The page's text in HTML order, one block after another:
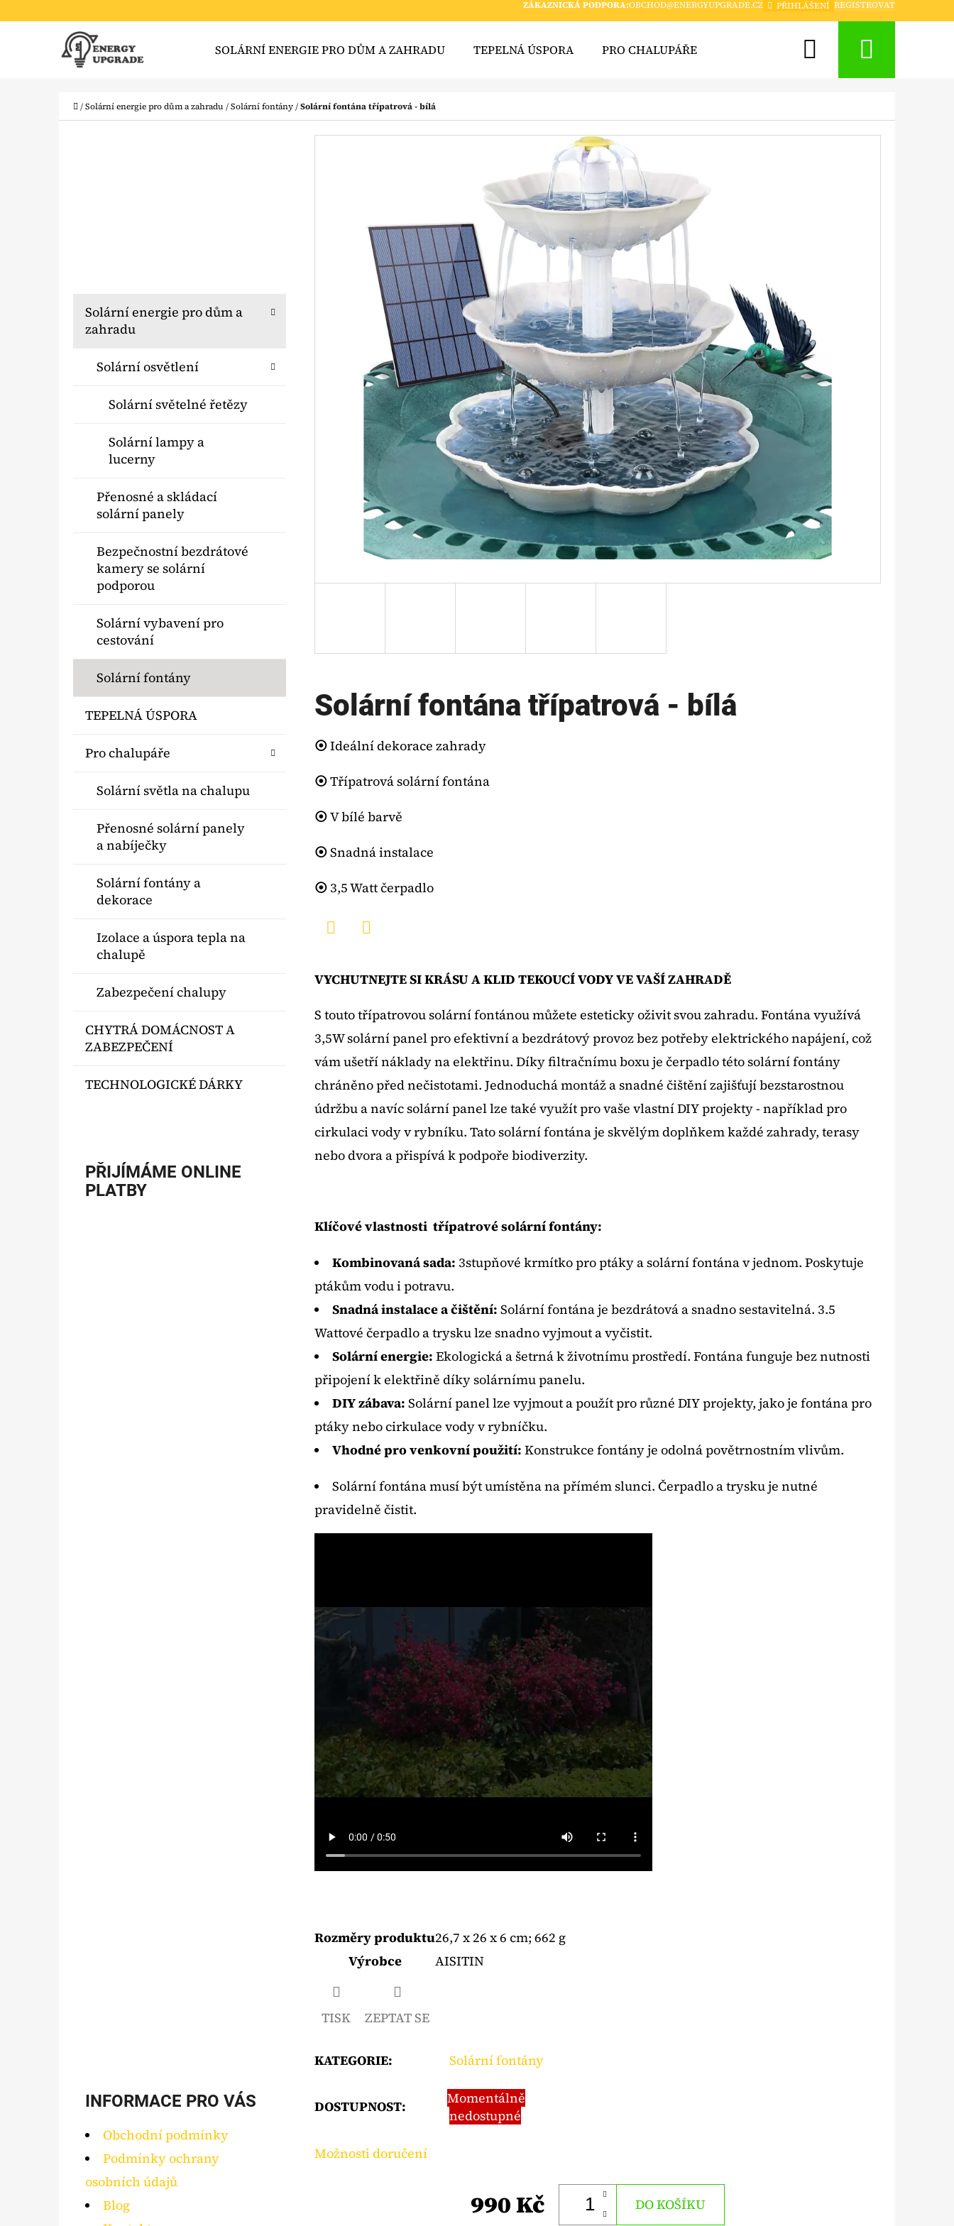
ZÁKAZNICKÁ PODPORA:OBCHOD@ENERGYUPGRADE.CZ PŘIHLÁŠENÍ REGISTROVAT
SOLÁRNÍ ENERGIE PRO DŮM A ZAHRADU TEPELNÁ ÚSPORA PRO CHALUPÁŘE Hledat
Domů
/Solární energie pro dům a zahradu /Solární fontány/Solární fontána třípatrová - bílá
Přeskočit
kategorie
Solární energie pro dům a
zahradu
Solární osvětlení
Solární světelné řetězy
Solární lampy a
lucerny
Přenosné a skládací
solární panely
Bezpečnostní bezdrátové
kamery se solární
podporou
Solární vybavení pro
cestování
Solární fontány
TEPELNÁ ÚSPORA
Pro chalupáře
Solární světla na chalupu
Přenosné solární panely
a nabíječky
Solární fontány a
dekorace
Izolace a úspora tepla na
chalupě
Zabezpečení chalupy
CHYTRÁ DOMÁCNOST A
ZABEZPEČENÍ
TECHNOLOGICKÉ DÁRKY
PŘIJÍMÁME ONLINE
PLATBY
INFORMACE PRO VÁS
Obchodní podmínky
Podmínky ochrany
osobních údajů
Blog
Solární fontána třípatrová - bílá
⦿Ideální dekorace zahrady
⦿Třípatrová solární fontána
⦿V bílé barvě
⦿Snadná instalace
⦿ 3,5 Watt čerpadlo
VYCHUTNEJTE SI KRÁSU A KLID TEKOUCÍ VODY VE VAŠÍ ZAHRADĚ
S touto třípatrovou solární fontánou můžete esteticky oživit svou zahradu. Fontána využívá
3,5W solární panel pro efektivní a bezdrátový provoz bez potřeby elektrického napájení, což
vám ušetří náklady na elektřinu. Díky filtračnímu boxu je čerpadlo této solární fontány
chráněno před nečistotami. Jednoduchá montáž a snadné čištění zajišťují bezstarostnou
údržbu a navíc solární panel lze také využít pro vaše vlastní DIY projekty - například pro
cirkulaci vody v rybníku. Tato solární fontána je skvělým doplňkem každé zahrady, terasy
nebo dvora a přispívá k podpoře biodiverzity.
Klíčové vlastnosti třípatrové solární fontány:
Kombinovaná sada: 3stupňové krmítko pro ptáky a solární fontána v jednom. Poskytuje
ptákům vodu i potravu.
Snadná instalace a čištění: Solární fontána je bezdrátová a snadno sestavitelná. 3.5
Wattové čerpadlo a trysku lze snadno vyjmout a vyčistit.
Solární energie: Ekologická a šetrná k životnímu prostředí. Fontána funguje bez nutnosti
připojení k elektřině díky solárnímu panelu.
DIY zábava: Solární panel lze vyjmout a použít pro různé DIY projekty, jako je fontána pro
ptáky nebo cirkulace vody v rybníčku.
Vhodné pro venkovní použití: Konstrukce fontány je odolná povětrnostním vlivům.
Solární fontána musí být umístěna na přímém slunci. Čerpadlo a trysku je nutné
pravidelně čistit.
Rozměry produktu‎26,7 x 26 x 6 cm; 662 g
Výrobce
‎AISITIN
TISK ZEPTAT SE
KATEGORIE: Solární fontány
DOSTUPNOST:
Momentálně
nedostupné
Možnosti doručení
990 Kč DO KOŠÍKU
Zpět
do
Zpět
do
DOPORUČUJEME
SOLÁRNÍ FONTÁNA PRO ZAHRADNÍ
790 Kč
BEZDRÁTOVÁ WI-FI IP KAMERA 4K
8MP REOLINK ARGUS 3 ULTRA -
BEZPEČNOSTNÍ KAMERA S DETEKCÍ
POHYBU A SOLÁRNÍM PANELEM
SOLÁRNÍ LUCERNA CHILITECH
870 Kč